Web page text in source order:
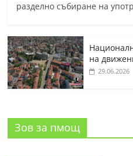
разделно събиране на
на
29.06.2026
Зов за пмощ